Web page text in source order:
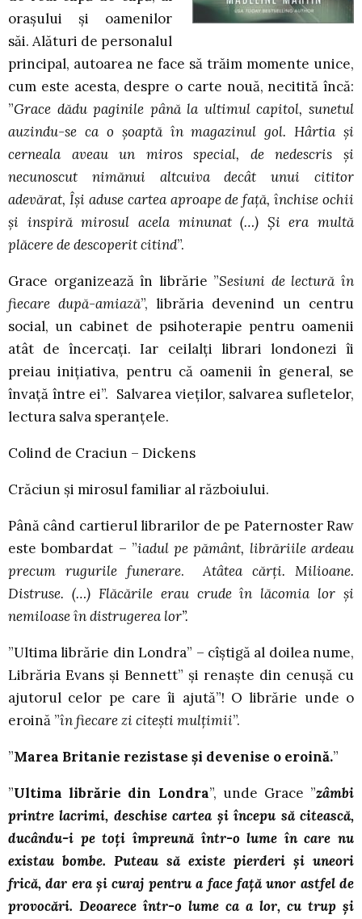
orașului și oamenilor
săi. Alături de personalul
principal, autoarea ne face să trăim momente unice,
cum este acesta, despre o carte nouă, necitită încă:
”Grace dădu paginile până la ultimul capitol, sunetul
auzindu-se ca o șoaptă în magazinul gol. Hârtia și
cerneala aveau un miros special, de nedescris și
necunoscut nimănui altcuiva decât unui cititor
adevărat, Își aduse cartea aproape de față, închise ochii
și inspiră mirosul acela minunat (…) Și era multă
plăcere de descoperit citind”.
Grace organizează în librărie ”Sesiuni de lectură în
fiecare după-amiază”, librăria devenind un centru
social, un cabinet de psihoterapie pentru oamenii
atât de încercați. Iar ceilalți librari londonezi îi
preiau inițiativa, pentru că oamenii în general, se
învață între ei”. Salvarea vieților, salvarea sufletelor,
lectura salva speranțele.
Colind de Craciun – Dickens
Crăciun și mirosul familiar al războiului.
Până când cartierul librarilor de pe Paternoster Raw
este bombardat – ”iadul pe pământ, librăriile ardeau
precum rugurile funerare.Atâtea cărți. Milioane.
Distruse. (…) Flăcările erau crude în lăcomia lor și
nemiloase în distrugerea lor”.
”Ultima librărie din Londra” – cîștigă al doilea nume,
Librăria Evans și Bennett” și renaște din cenușă cu
ajutorul celor pe care îi ajută”! O librărie unde o
eroină ”în fiecare zi citești mulțimii”.
”Marea Britanie rezistase și devenise o eroină.”
”Ultima librărie din Londra”, unde Grace ”zâmbi
printre lacrimi, deschise cartea și începu să citească,
ducându-i pe toți împreună într-o lume în care nu
existau bombe. Puteau să existe pierderi și uneori
frică, dar era și curaj pentru a face față unor astfel de
provocări. Deoarece într-o lume ca a lor, cu trup și